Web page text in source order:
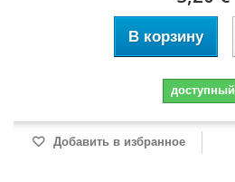
В корзину
доступный
Добавить в избранное